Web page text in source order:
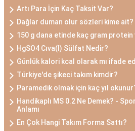
Artı Para İçin Kaç Taksit Var?
Dağlar duman olur sözleri kime ait?
150 g dana etinde kaç gram protein
HgSO4 Cıva(I) Sülfat Nedir?
Günlük kalori kcal olarak mı ifade
Türkiye'de şikeci takım kimdir?
Paramedik olmak için kaç yıl
Handikaplı MS 0.2 Ne Demek? -
Anlamı
En Çok Hangi Takım Forma Sattı?